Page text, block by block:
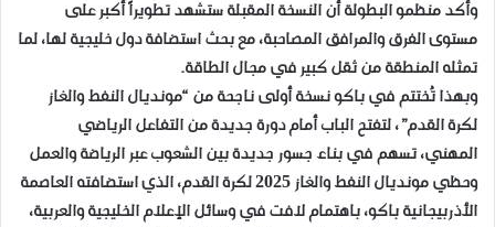
وأكد منظمو البطولة أن النسخة المقبلة ستشهد تطويراً أكبر على
مستوى الفرق والمرافق المصاحبة، مع بحث استضافة دول خليجية لها، لما
تمثله المنطقة من ثقل كبير في مجال الطاقة.
وبهذا تُختتم في باكو نسخة أولى ناجحة من “مونديال النفط والغاز
لكرة القدم”، لتفتح الباب أمام دورة جديدة من التفاعل الرياضي
المهني، تسهم في بناء جسور جديدة بين الشعوب عبر الرياضة والعمل
وحظي مونديال النفط والغاز 2025 لكرة القدم، الذي استضافته العاصمة
الأذربيجانية باكو، باهتمام لافت في وسائل الإعلام الخليجية والعربية،